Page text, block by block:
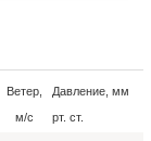
Ветер,
м/с
Давление, мм
рт. ст.